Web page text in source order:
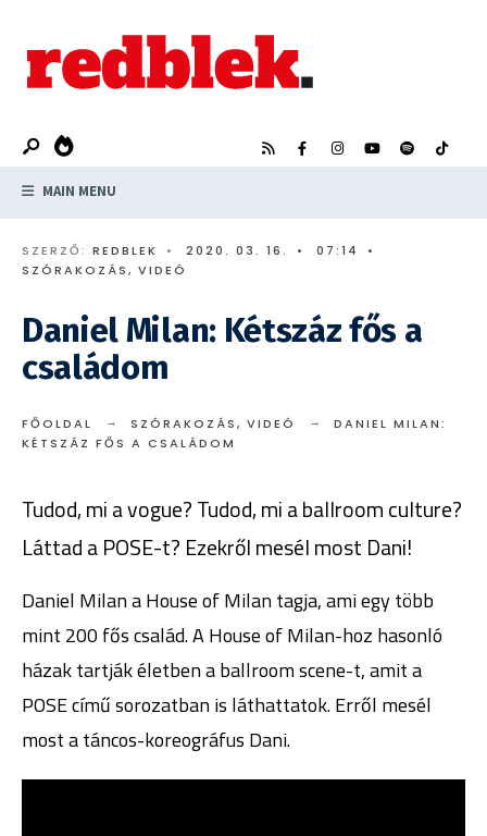
content
MAIN MENU
SZERZŐ: REDBLEK • 2020. 03. 16. • 07:14
•
SZÓRAKOZÁS, VIDEÓ
Daniel Milan: Kétszáz fős a
családom
FŐOLDAL SZÓRAKOZÁS, VIDEÓ
DANIEL MILAN:
KÉTSZÁZ FŐS A CSALÁDOM
Tudod, mi a vogue? Tudod, mi a ballroom culture?
Láttad a POSE-t? Ezekről mesél most Dani!
Daniel Milan a House of Milan tagja, ami egy több
mint 200 fős család. A House of Milan-hoz hasonló
házak tartják életben a ballroom scene-t, amit a
POSE című sorozatban is láthattatok. Erről mesél
most a táncos-koreográfus Dani.